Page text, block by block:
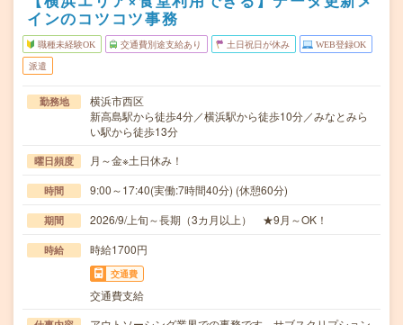
インのコツコツ事務
職種未経験OK 交通費別途支給あり 土日祝日が休み WEB登録OK
派遣
勤務地
横浜市西区
新高島駅から徒歩4分／横浜駅から徒歩10分／みなとみら
い駅から徒歩13分
曜日頻度 月～金※土日休み！
時間 9:00～17:40(実働:7時間40分) (休憩60分)
期間 2026/9/上旬～長期（3カ月以上） ★9月～OK！
時給 時給1700円
交通費
交通費支給